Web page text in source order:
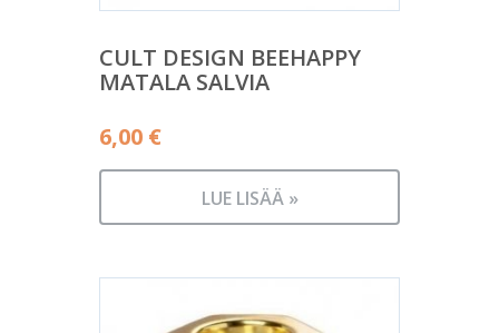
CULT DESIGN BEEHAPPY
MATALA SALVIA
6,00 €
LUE LISÄÄ »